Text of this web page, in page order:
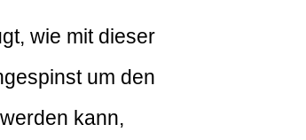
wie mit dieser
um den
kann,